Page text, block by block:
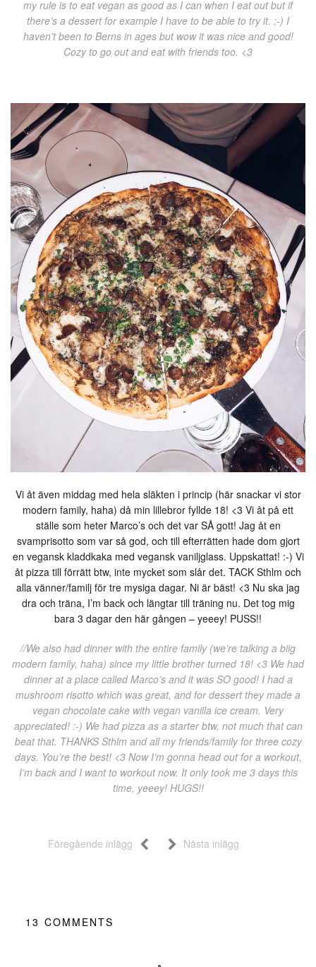
my rule is to eat vegan as good as I can when I eat out but if
there’s a dessert for example I have to be able to try it. :-) I
haven’t been to Berns in ages but wow it was nice and good!
Cozy to go out and eat with friends too. <3
Vi åt även middag med hela släkten i princip (här snackar vi stor
modern family, haha) då min lillebror fyllde 18! <3 Vi åt på ett
ställe som heter Marco’s och det var SÅ gott! Jag åt en
svamprisotto som var så god, och till efterrätten hade dom gjort
en vegansk kladdkaka med vegansk vaniljglass. Uppskattat! :-) Vi
åt pizza till förrätt btw, inte mycket som slår det. TACK Sthlm och
alla vänner/familj för tre mysiga dagar. Ni är bäst! <3 Nu ska jag
dra och träna, I’m back och längtar till träning nu. Det tog mig
bara 3 dagar den här gången – yeeey! PUSS!!
//We also had dinner with the entire family (we’re talking a biig
modern family, haha) since my little brother turned 18! <3 We had
dinner at a place called Marco’s and it was SO good! I had a
mushroom risotto which was great, and for dessert they made a
vegan chocolate cake with vegan vanilla ice cream. Very
appreciated! :-) We had pizza as a starter btw, not much that can
beat that. THANKS Sthlm and all my friends/family for three cozy
days. You’re the best! <3 Now I’m gonna head out for a workout,
I’m back and I want to workout now. It only took me 3 days this
time, yeeey! HUGS!!
Föregående inlägg Nästa inlägg
13 COMMENTS